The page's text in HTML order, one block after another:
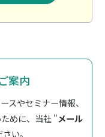
案内
スやセミナー情報、
めに、 当社 "メール
い。